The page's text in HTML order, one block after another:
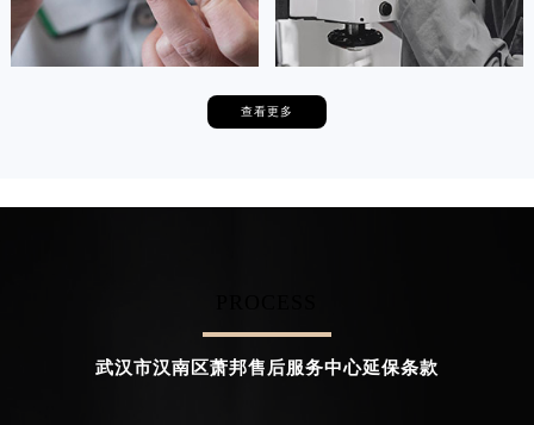
辛迪·克莱门特
查看更多
武汉市汉南区萧邦售后服务中心延保条款